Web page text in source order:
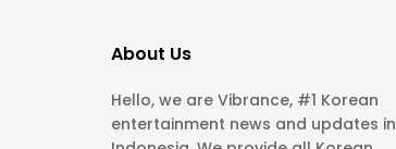
About Us
Hello, we are Vibrance, #1 Korean
entertainment news and updates in